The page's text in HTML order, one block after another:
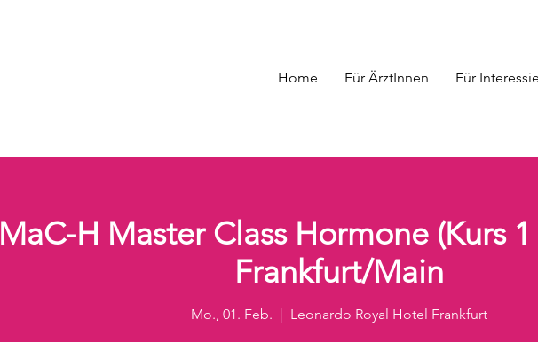
Home Für ÄrztInnen Für
MaC-H Master Class Hormone (Kurs
Frankfurt/Main
Mo., 01. Feb. Leonardo Royal Hotel Frankfurt